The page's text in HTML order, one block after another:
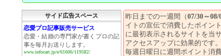
昨日までの一週間（07/30～08/
イトの宣伝で消費したポイン
に最初表示されるサイトを当
アクセスアップに効果的です
毎週日曜日に週間ポイント消
サイド広告スペース
恋愛プロ記事販売サービス
恋愛・結婚の専門家が書くプロの記
事を毎月お送りします。
www.infocart.jp/e/61606/119582/